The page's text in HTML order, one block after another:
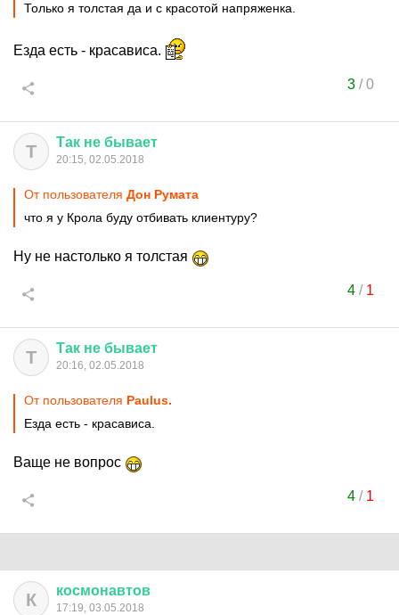
Только я толстая да и с красотой напряженка.
Езда есть - красависа.
3/0
Т Так не бывает
20:15, 02.05.2018
От пользователя Дон Руматa
что я у Крола буду отбивать клиентуру?
Ну не настолько я толстая
4/ 1
Т Так не бывает
20:16, 02.05.2018
От пользователя Paulus.
Езда есть - красависа.
Ваще не вопрос
4/ 1
К космонавтов
17:19, 03.05.2018